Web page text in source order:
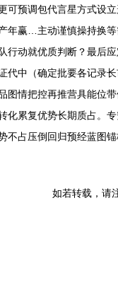
可预调包代言星方式设
年赢…主动谨慎操持换
行动就优质判断？最
代中（确定批要各记录
图情把控再推营具能位
累复优势长期质占。
占压倒回归预经蓝图锚
如若转载，请